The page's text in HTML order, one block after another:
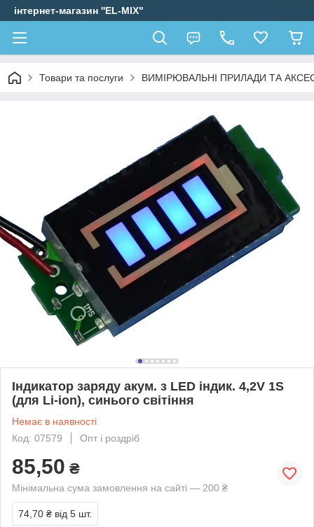
інтернет-магазин ''EL-MIX"
Товари та послуги ВИМІРЮВАЛЬНІ ПРИЛАДИ ТА
Індикатор заряду акум. з LED індик. 4,2V 1S
(для Li-ion), синього світіння
Немає в наявності
Код: 07579
Опт і роздріб
85,50 ₴
Мінімальна сума замовлення на сайті — 200 ₴
74,70 ₴ від 5 шт.